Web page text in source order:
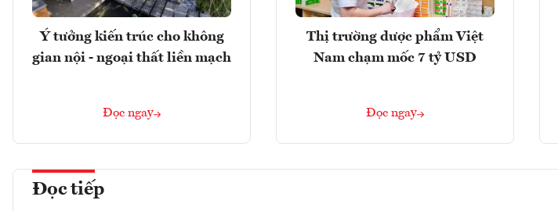
Ý tưởng kiến trúc cho không
gian nội - ngoại thất liền mạch
Đọc ngay
Thị trường dược phẩm Việt
Nam chạm mốc 7 tỷ USD
Đọc ngay
Đọc tiếp